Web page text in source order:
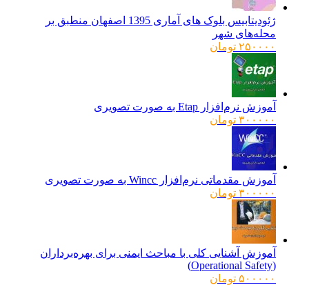
ژئودیتابیس بلوک های آماری 1395 اصفهان منطبق بر
محله‌های شهر
۲۵۰۰۰۰ تومان
آموزش نرم‌افزار Etap به صورت تصویری
۳۰۰۰۰۰ تومان
آموزش مقدماتی نرم‌افزار Wincc به صورت تصویری
۳۰۰۰۰۰ تومان
آموزش آشنایی کلی با مباحث ایمنی برای بهره‌برداران
۵۰۰۰۰۰ تومان